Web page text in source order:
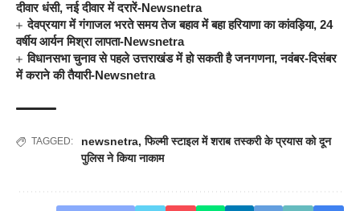
दीवार धंसी, नई दीवार में दरारें-Newsnetra
देवप्रयाग में गंगाजल भरते समय तेज बहाव में बहा हरियाणा का कांवड़िया, 24
वर्षीय आर्यन मिश्रा लापता-Newsnetra
विधानसभा चुनाव से पहले उत्तराखंड में हो सकती है जनगणना, नवंबर-दिसंबर
में कराने की तैयारी-Newsnetra
TAGGED: newsnetra,फिल्मी स्टाइल में शराब तस्करी के प्रयास को दून
पुलिस ने किया नाकाम